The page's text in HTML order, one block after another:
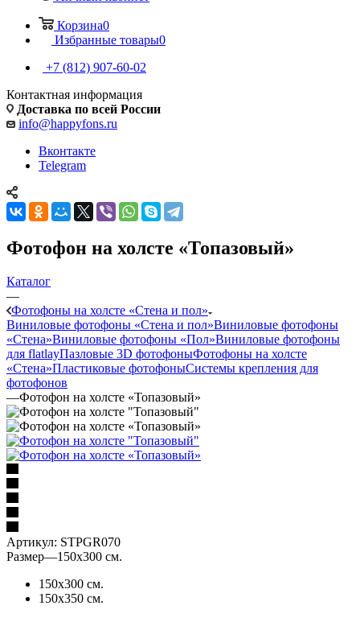
Корзина0
Избранные товары0
+7 (812) 907-60-02
Контактная информация
Доставка по всей России
info@happyfons.ru
Вконтакте
Telegram
Фотофон на холсте «Топазовый»
Каталог
—
Фотофоны на холсте «Стена и пол»
Виниловые фотофоны «Стена и пол»Виниловые фотофоны
«Стена»Виниловые фотофоны «Пол»Виниловые фотофоны
для flatlayПазловые 3D фотофоныФотофоны на холсте
«Стена»Пластиковые фотофоныСистемы крепления для
фотофонов
—Фотофон на холсте «Топазовый»
Артикул: STPGR070
Размер—150х300 см.
150х300 см.
150х350 см.